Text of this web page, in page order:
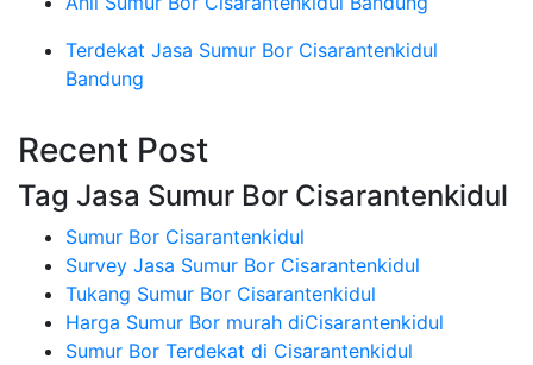
Terdekat Jasa Sumur Bor Cisarantenkidul
Bandung
Recent Post
Tag Jasa Sumur Bor Cisarantenkidul
Sumur Bor Cisarantenkidul
Survey Jasa Sumur Bor Cisarantenkidul
Tukang Sumur Bor Cisarantenkidul
Harga Sumur Bor murah diCisarantenkidul
Sumur Bor Terdekat di Cisarantenkidul